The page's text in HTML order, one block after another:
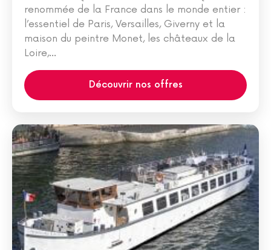
renommée de la France dans le monde entier :
l’essentiel de Paris, Versailles, Giverny et la
maison du peintre Monet, les châteaux de la
Loire,...
Découvrir nos offres